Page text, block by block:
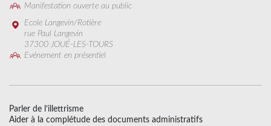
Manifestation ouverte au public
Ecole Langevin/Rotière
rue Paul Langevin
37300 JOUÉ-LES-TOURS
Evénement en présentiel
Parler de l’illettrisme
Aider à la complétude des documents administratifs